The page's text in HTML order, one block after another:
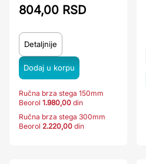
804,00 RSD
Detaljnije
Ručna brza stega 150mm
Beorol 1.980,00 din
Ručna brza stega 300mm
Beorol 2.220,00 din